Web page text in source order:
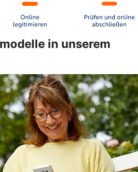
in unserem